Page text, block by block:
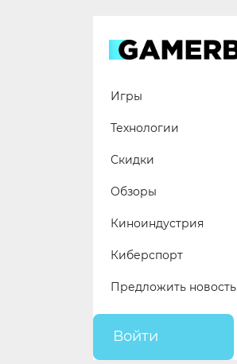
Игры
Технологии
Скидки
Обзоры
Киноиндустрия
Киберспорт
Предложить новость
Войти